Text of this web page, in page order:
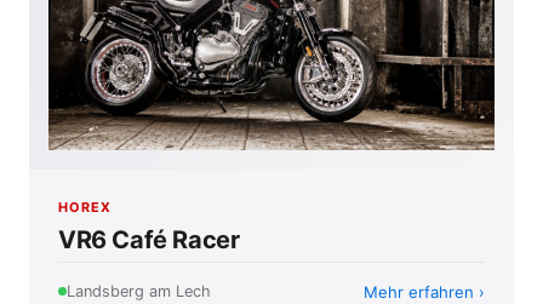
HOREX
VR6 Café Racer
Landsberg am Lech Mehr erfahren